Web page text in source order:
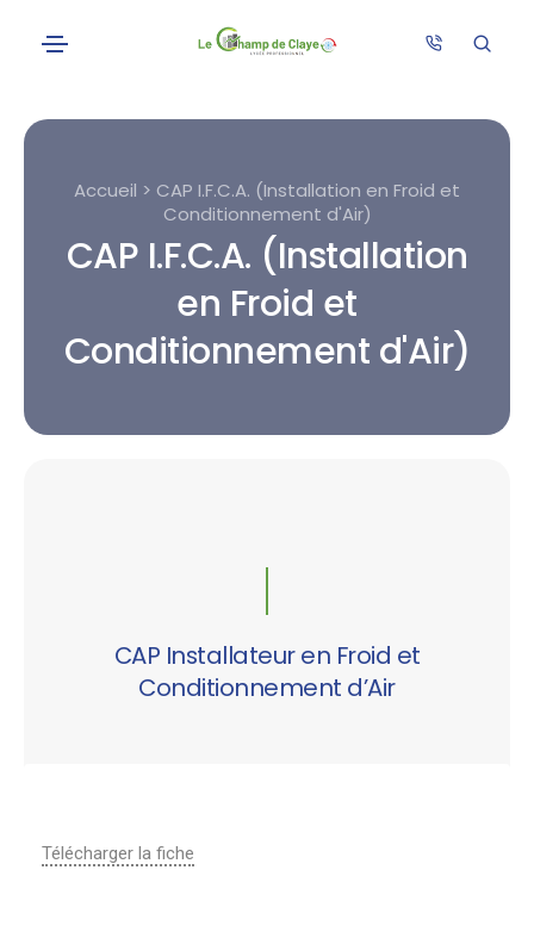
Accueil > CAP I.F.C.A. (Installation en Froid et
Conditionnement d'Air)
CAP I.F.C.A. (Installation
en Froid et
Conditionnement d'Air)
CAP Installateur en Froid et
Conditionnement d’Air
Télécharger la fiche